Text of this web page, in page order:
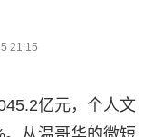
21:15
亿元，个人文